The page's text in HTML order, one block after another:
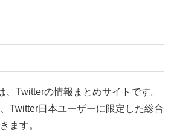
、Twitterの情報まとめサイトです。
Twitter日本ユーザーに限定した総合
ます。